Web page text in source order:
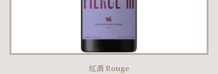
紅酒 Rouge